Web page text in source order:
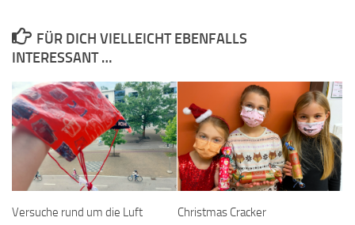
FÜR DICH VIELLEICHT EBENFALLS
INTERESSANT …
Versuche rund um die Luft Christmas Cracker